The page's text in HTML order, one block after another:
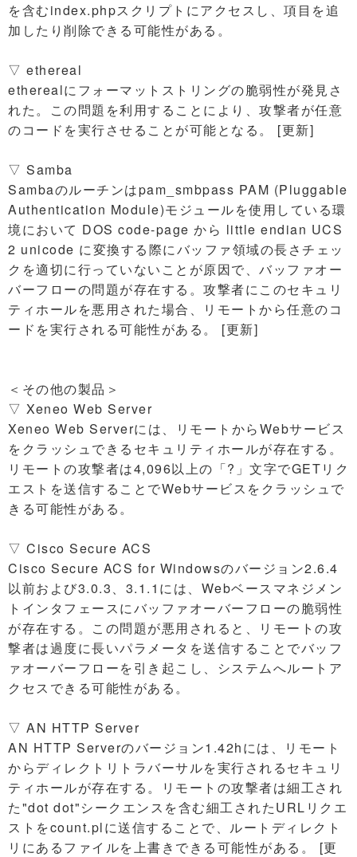
を含むindex.phpスクリプトにアクセスし、項目を追
加したり削除できる可能性がある。
▽ ethereal
etherealにフォーマットストリングの脆弱性が発見さ
れた。この問題を利用することにより、攻撃者が任意
のコードを実行させることが可能となる。 [更新]
▽ Samba
Sambaのルーチンはpam_smbpass PAM (Pluggable
Authentication Module)モジュールを使用している環
境において DOS code-page から little endian UCS
2 unicode に変換する際にバッファ領域の長さチェッ
クを適切に行っていないことが原因で、バッファオー
バーフローの問題が存在する。攻撃者にこのセキュリ
ティホールを悪用された場合、リモートから任意のコ
ードを実行される可能性がある。 [更新]
＜その他の製品＞
▽ Xeneo Web Server
Xeneo Web Serverには、リモートからWebサービス
をクラッシュできるセキュリティホールが存在する。
リモートの攻撃者は4,096以上の「?」文字でGETリク
エストを送信することでWebサービスをクラッシュで
きる可能性がある。
▽ Cisco Secure ACS
Cisco Secure ACS for Windowsのバージョン2.6.4
以前および3.0.3、3.1.1には、Webベースマネジメン
トインタフェースにバッファオーバーフローの脆弱性
が存在する。この問題が悪用されると、リモートの攻
撃者は過度に長いパラメータを送信することでバッフ
ァオーバーフローを引き起こし、システムへルートア
クセスできる可能性がある。
▽ AN HTTP Server
AN HTTP Serverのバージョン1.42hには、リモート
からディレクトリトラバーサルを実行されるセキュリ
ティホールが存在する。リモートの攻撃者は細工され
た"dot dot"シークエンスを含む細工されたURLリクエ
ストをcount.plに送信することで、ルートディレクト
リにあるファイルを上書きできる可能性がある。 [更